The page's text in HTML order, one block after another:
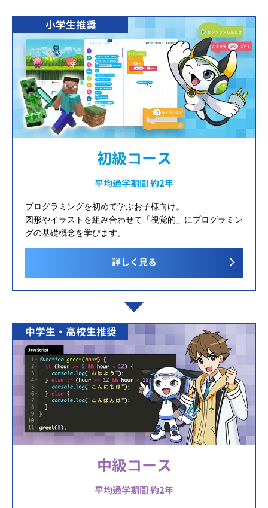
小学生推奨
初級コース
平均通学期間 約2年
プログラミングを初めて学ぶお子様向け。
図形やイラストを組み合わせて「視覚的」にプログラミン
グの基礎概念を学びます。
詳しく見る
中学生・高校生推奨
中級コース
平均通学期間 約2年